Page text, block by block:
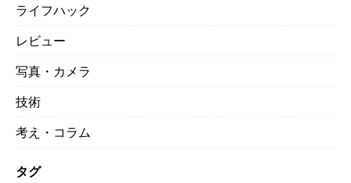
ライフハック
レビュー
写真・カメラ
技術
考え・コラム
タグ